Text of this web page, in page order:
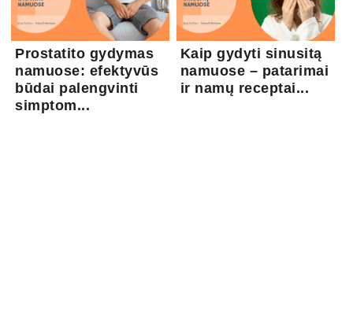
Prostatito gydymas
namuose: efektyvūs
būdai palengvinti
simptom...
Kaip gydyti sinusitą
namuose – patarimai
ir namų receptai...